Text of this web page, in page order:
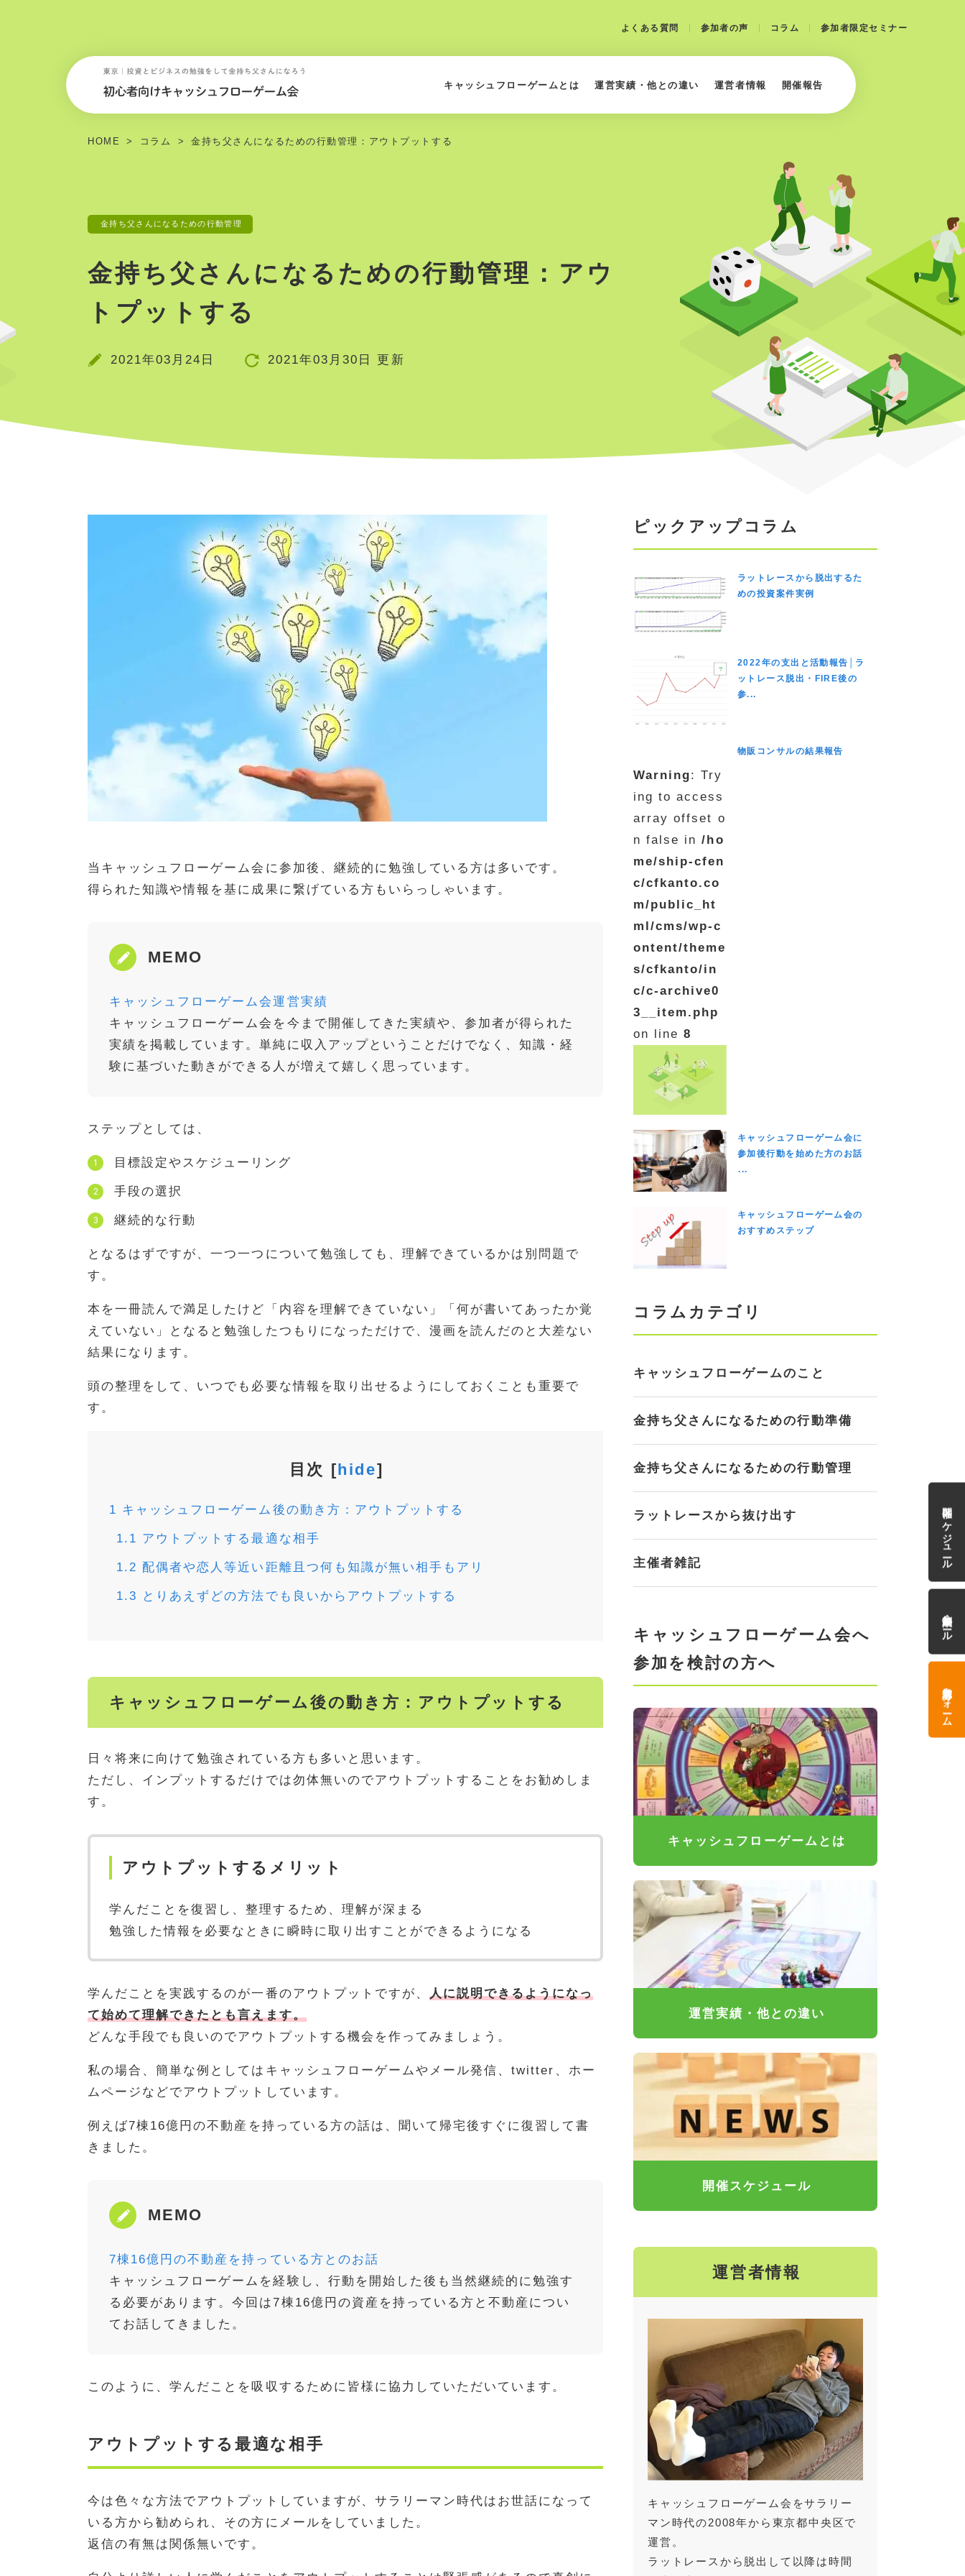
よくある質問 参加者の声 コラム 参加者限定セミナー
キャッシュフローゲームとは 運営実績・他との違い 運営者情報 開催報告
開催スケジュール
参加制限・ルール
参加応募フォーム
HOME コラム 金持ち父さんになるための行動管理：アウトプットする
金持ち父さんになるための行動管理
金持ち父さんになるための行動管理：アウ
トプットする
2021年03月24日 2021年03月30日 更新
当キャッシュフローゲーム会に参加後、継続的に勉強している方は多いです。
得られた知識や情報を基に成果に繋げている方もいらっしゃいます。
キャッシュフローゲーム会運営実績
キャッシュフローゲーム会を今まで開催してきた実績や、参加者が得られた
実績を掲載しています。単純に収入アップということだけでなく、知識・経
験に基づいた動きができる人が増えて嬉しく思っています。
ステップとしては、
目標設定やスケジューリング
手段の選択
継続的な行動
となるはずですが、一つ一つについて勉強しても、理解できているかは別問題で
す。
本を一冊読んで満足したけど「内容を理解できていない」「何が書いてあったか覚
えていない」となると勉強したつもりになっただけで、漫画を読んだのと大差ない
結果になります。
頭の整理をして、いつでも必要な情報を取り出せるようにしておくことも重要で
す。
目次 [hide]
1 キャッシュフローゲーム後の動き方：アウトプットする
1.1 アウトプットする最適な相手
1.2 配偶者や恋人等近い距離且つ何も知識が無い相手もアリ
1.3 とりあえずどの方法でも良いからアウトプットする
キャッシュフローゲーム後の動き方：アウトプットする
日々将来に向けて勉強されている方も多いと思います。
ただし、インプットするだけでは勿体無いのでアウトプットすることをお勧めしま
す。
アウトプットするメリット
学んだことを復習し、整理するため、理解が深まる
勉強した情報を必要なときに瞬時に取り出すことができるようになる
学んだことを実践するのが一番のアウトプットですが、 人に説明できるようになっ
て始めて理解できたとも言えます。
どんな手段でも良いのでアウトプットする機会を作ってみましょう。
私の場合、簡単な例としてはキャッシュフローゲームやメール発信、twitter、ホー
ムページなどでアウトプットしています。
例えば7棟16億円の不動産を持っている方の話は、聞いて帰宅後すぐに復習して書
きました。
7棟16億円の不動産を持っている方とのお話
キャッシュフローゲームを経験し、行動を開始した後も当然継続的に勉強す
る必要があります。今回は7棟16億円の資産を持っている方と不動産につい
てお話してきました。
このように、学んだことを吸収するために皆様に協力していただいています。
アウトプットする最適な相手
今は色々な方法でアウトプットしていますが、サラリーマン時代はお世話になって
いる方から勧められ、その方にメールをしていました。
返信の有無は関係無いです。
ピックアップコラム
ラットレースから脱出するた
めの投資案件実例
2022年の支出と活動報告│ラ
ットレース脱出・FIRE後の
参...
Warning: Try
ing to access
array offset o
n false in/ho
me/ship-cfen
c/cfkanto.co
m/public_ht
ml/cms/wp-c
ontent/theme
s/cfkanto/in
c/c-archive0
3__item.php
on line8
物販コンサルの結果報告
キャッシュフローゲーム会に
参加後行動を始めた方のお話
...
キャッシュフローゲーム会の
おすすめステップ
コラムカテゴリ
キャッシュフローゲームのこと
金持ち父さんになるための行動準備
金持ち父さんになるための行動管理
ラットレースから抜け出す
主催者雑記
キャッシュフローゲーム会へ
参加を検討の方へ
キャッシュフローゲームとは
運営実績・他との違い
開催スケジュール
運営者情報
キャッシュフローゲーム会をサラリー
マン時代の2008年から東京都中央区で
運営。
ラットレースから脱出して以降は時間